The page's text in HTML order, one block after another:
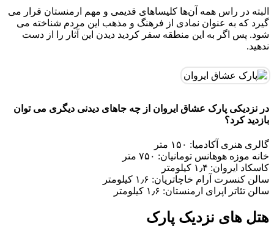
البته در راس همه آن‌ها کلیساهای قدیمی و مهم ارمنستان قرار می
گیرد که به عنوان نمادی از فرهنگ و مذهب این مردم شناخته می
شود. پس اگر به این منطقه سفر کردید دیدن این آثار را از دست
ندهید.
در نزدیکی پارک عشاق ایروان از چه جاهای دیدنی دیگری می توان
بازدید کرد؟
گالری هنری آکادمیا: ۱۵۰ متر
خانه موزه هوهانس تومانیان: ۷۵۰ متر
کاسکاد ایروان: ۱٫۴ کیلومتر
سالن کنسرت آرام خاچاتریان: ۱٫۶ کیلومتر
سالن تئاتر اپرای ارمنستان: ۱٫۶ کیلومتر
هتل های نزدیک پارک